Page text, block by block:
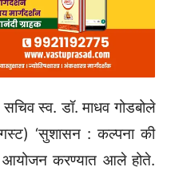
स्व. डॉ. माधव गोडबोले
‌‘सुशासन : कल्पना की
आयोजन करण्यात आले होते.